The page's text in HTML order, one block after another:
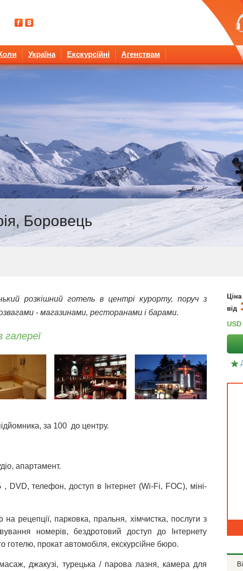
Україна Екскурсійні Агенствам
Боровець
розкішний готель в центрі курорту, поруч з
- магазинами, ресторанами і барами.
за 100 до центру.
апартамент.
DVD, телефон, доступ в Інтернет (Wi-Fi, FOC), міні-
рецепції, парковка, пральня, хімчистка, послуги з
номерів, бездротовий доступ до Інтернету
готелю, прокат автомобіля, екскурсійне бюро.
джакузі, турецька / парова лазня, камера для
від
USD